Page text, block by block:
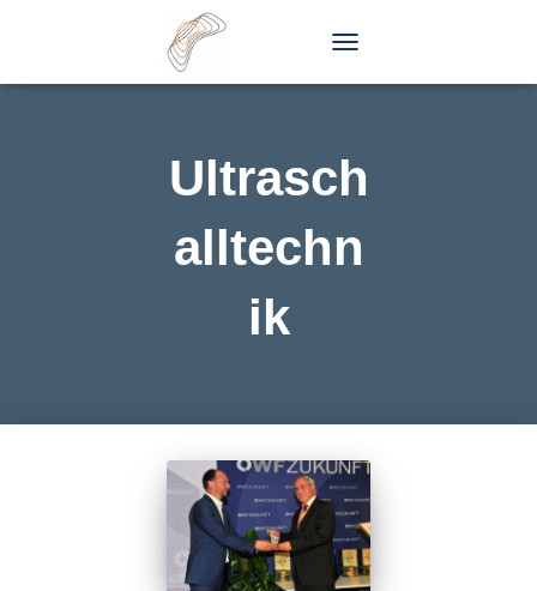
NAVIGATION
Ultrasch
alltechn
ik